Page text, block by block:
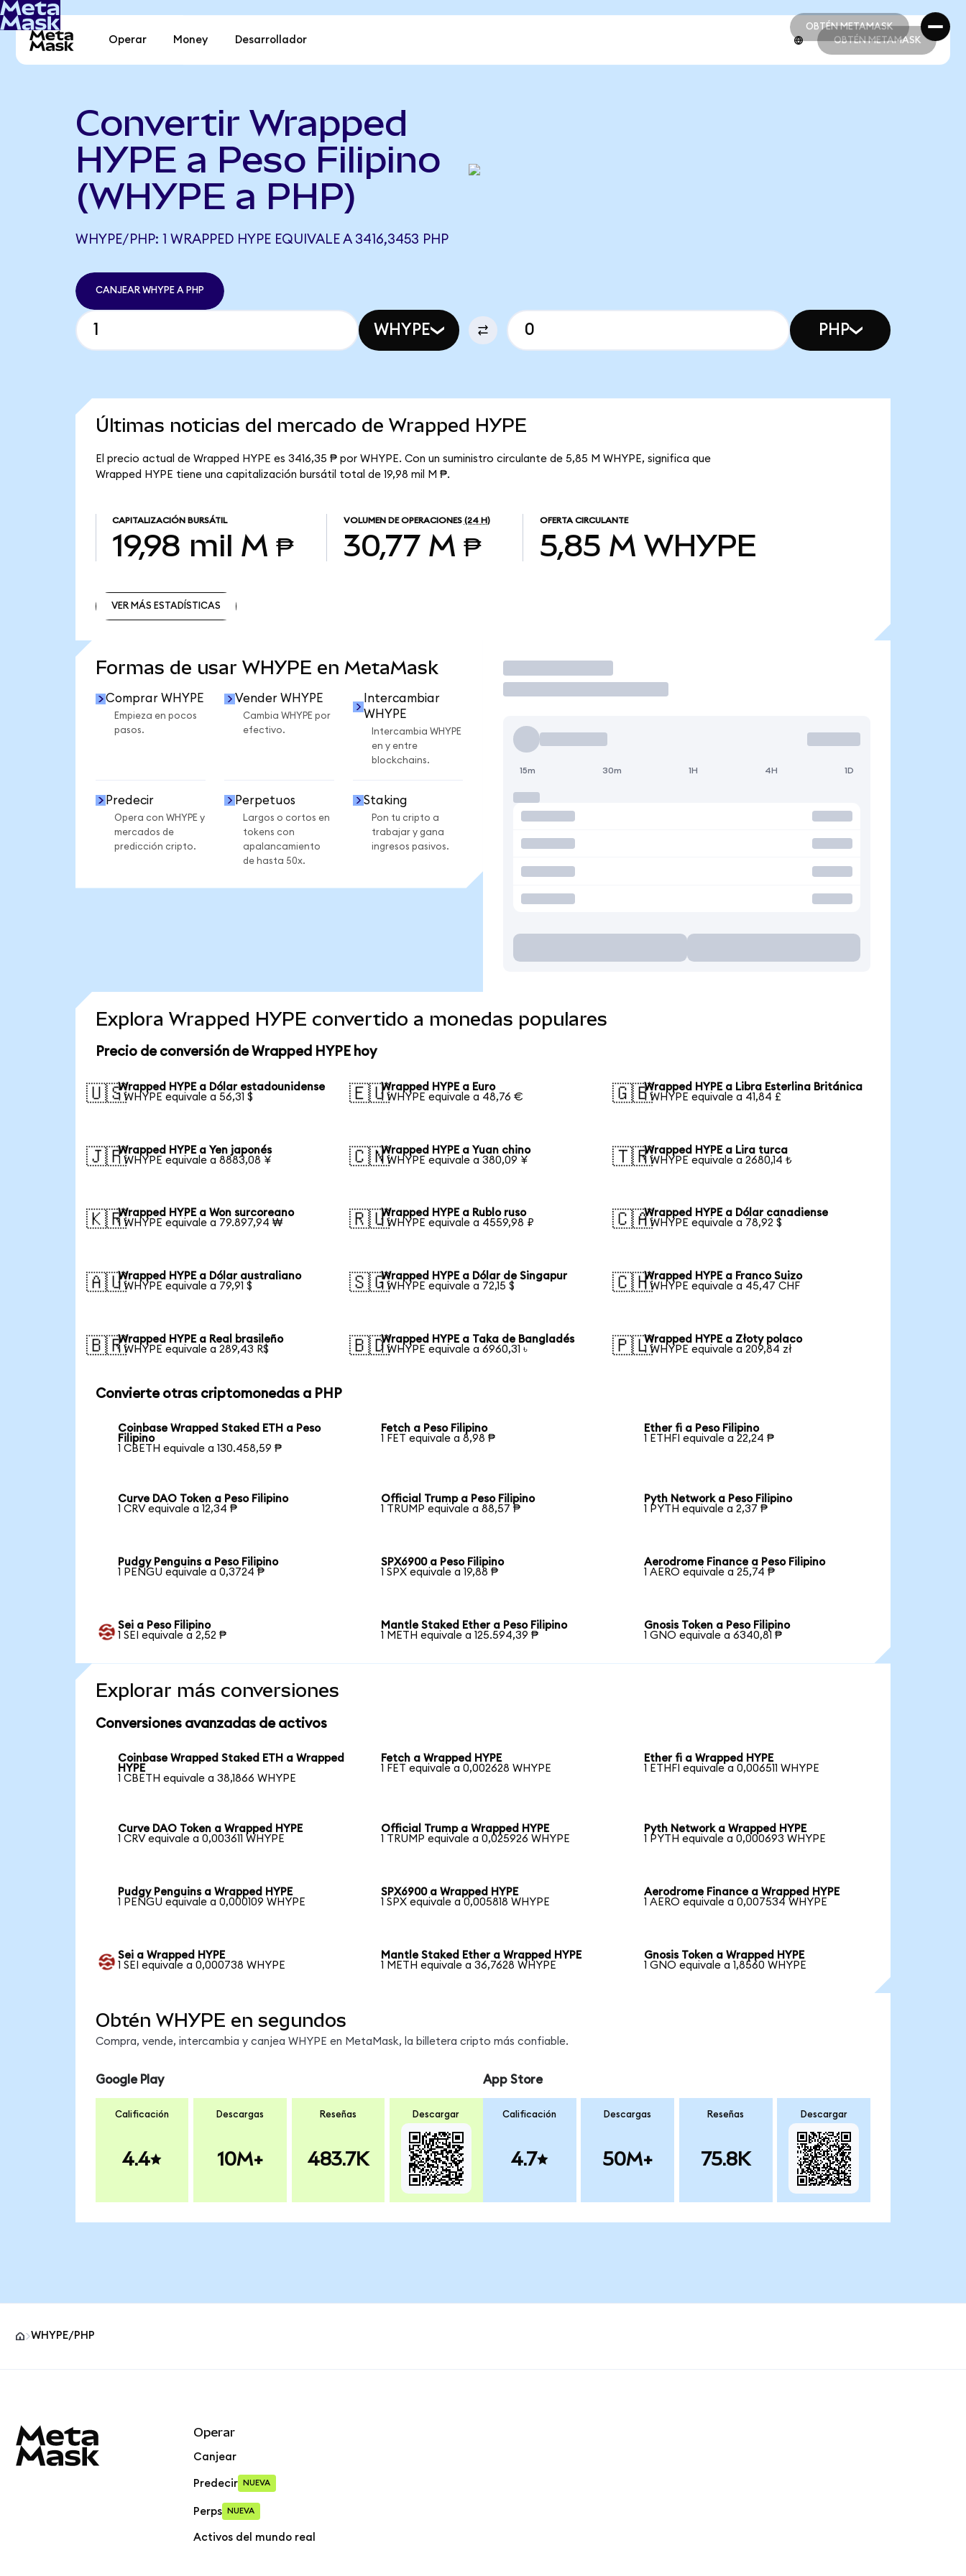
OBTÉN METAMASK
OBTÉN METAMASK
Operar Money Desarrollador OBTÉN METAMASK
Convertir Wrapped
HYPE a Peso Filipino
(WHYPE a PHP)
WHYPE/PHP: 1 WRAPPED HYPE EQUIVALE A 3416,3453 PHP
CANJEAR WHYPE A PHP
WHYPE PHP
Últimas noticias del mercado de Wrapped HYPE
El precio actual de Wrapped HYPE es 3416,35 ₱ por WHYPE. Con un suministro circulante de 5,85 M WHYPE, significa que
Wrapped HYPE tiene una capitalización bursátil total de 19,98 mil M ₱.
CAPITALIZACIÓN BURSÁTIL
19,98 mil M ₱
VOLUMEN DE OPERACIONES (24 H)
30,77 M ₱
OFERTA CIRCULANTE
5,85 M WHYPE
VER MÁS ESTADÍSTICAS
Formas de usar WHYPE en MetaMask
Comprar WHYPE
Empieza en pocos
pasos.
Vender WHYPE
Cambia WHYPE por
efectivo.
Intercambiar
WHYPE
Intercambia WHYPE
en y entre
blockchains.
Predecir
Opera con WHYPE y
mercados de
predicción cripto.
Perpetuos
Largos o cortos en
tokens con
apalancamiento
de hasta 50x.
Staking
Pon tu cripto a
trabajar y gana
ingresos pasivos.
Operar
15m 30m 1H 4H 1D
Explora Wrapped HYPE convertido a monedas populares
Precio de conversión de Wrapped HYPE hoy
🇺🇸Wrapped HYPE a Dólar estadounidense
1 WHYPE equivale a 56,31 $
🇪🇺Wrapped HYPE a Euro
1 WHYPE equivale a 48,76 €
🇬🇧Wrapped HYPE a Libra Esterlina Británica
1 WHYPE equivale a 41,84 £
🇯🇵Wrapped HYPE a Yen japonés
1 WHYPE equivale a 8883,08 ¥
🇨🇳Wrapped HYPE a Yuan chino
1 WHYPE equivale a 380,09 ¥
🇹🇷Wrapped HYPE a Lira turca
1 WHYPE equivale a 2680,14 ₺
🇰🇷Wrapped HYPE a Won surcoreano
1 WHYPE equivale a 79.897,94 ₩
🇷🇺Wrapped HYPE a Rublo ruso
1 WHYPE equivale a 4559,98 ₽
🇨🇦Wrapped HYPE a Dólar canadiense
1 WHYPE equivale a 78,92 $
🇦🇺Wrapped HYPE a Dólar australiano
1 WHYPE equivale a 79,91 $
🇸🇬Wrapped HYPE a Dólar de Singapur
1 WHYPE equivale a 72,15 $
🇨🇭Wrapped HYPE a Franco Suizo
1 WHYPE equivale a 45,47 CHF
🇧🇷Wrapped HYPE a Real brasileño
1 WHYPE equivale a 289,43 R$
🇧🇩Wrapped HYPE a Taka de Bangladés
1 WHYPE equivale a 6960,31 ৳
🇵🇱Wrapped HYPE a Złoty polaco
1 WHYPE equivale a 209,84 zł
Convierte otras criptomonedas a PHP
Coinbase Wrapped Staked ETH a Peso
Filipino
1 CBETH equivale a 130.458,59 ₱
Fetch a Peso Filipino
1 FET equivale a 8,98 ₱
Ether fi a Peso Filipino
1 ETHFI equivale a 22,24 ₱
Curve DAO Token a Peso Filipino
1 CRV equivale a 12,34 ₱
Official Trump a Peso Filipino
1 TRUMP equivale a 88,57 ₱
Pyth Network a Peso Filipino
1 PYTH equivale a 2,37 ₱
Pudgy Penguins a Peso Filipino
1 PENGU equivale a 0,3724 ₱
SPX6900 a Peso Filipino
1 SPX equivale a 19,88 ₱
Aerodrome Finance a Peso Filipino
1 AERO equivale a 25,74 ₱
Sei a Peso Filipino
1 SEI equivale a 2,52 ₱
Mantle Staked Ether a Peso Filipino
1 METH equivale a 125.594,39 ₱
Gnosis Token a Peso Filipino
1 GNO equivale a 6340,81 ₱
Explorar más conversiones
Conversiones avanzadas de activos
Coinbase Wrapped Staked ETH a Wrapped
HYPE
1 CBETH equivale a 38,1866 WHYPE
Fetch a Wrapped HYPE
1 FET equivale a 0,002628 WHYPE
Ether fi a Wrapped HYPE
1 ETHFI equivale a 0,006511 WHYPE
Curve DAO Token a Wrapped HYPE
1 CRV equivale a 0,003611 WHYPE
Official Trump a Wrapped HYPE
1 TRUMP equivale a 0,025926 WHYPE
Pyth Network a Wrapped HYPE
1 PYTH equivale a 0,000693 WHYPE
Pudgy Penguins a Wrapped HYPE
1 PENGU equivale a 0,000109 WHYPE
SPX6900 a Wrapped HYPE
1 SPX equivale a 0,005818 WHYPE
Aerodrome Finance a Wrapped HYPE
1 AERO equivale a 0,007534 WHYPE
Sei a Wrapped HYPE
1 SEI equivale a 0,000738 WHYPE
Mantle Staked Ether a Wrapped HYPE
1 METH equivale a 36,7628 WHYPE
Gnosis Token a Wrapped HYPE
1 GNO equivale a 1,8560 WHYPE
Obtén WHYPE en segundos
Compra, vende, intercambia y canjea WHYPE en MetaMask, la billetera cripto más confiable.
Google Play
Calificación
4.4
Descargas
10M+
Reseñas
483.7K
Descargar
App Store
Calificación
4.7
Descargas
50M+
Reseñas
75.8K
Descargar
WHYPE/PHP
Operar
Canjear
Predecir NUEVA
Perps NUEVA
Activos del mundo real